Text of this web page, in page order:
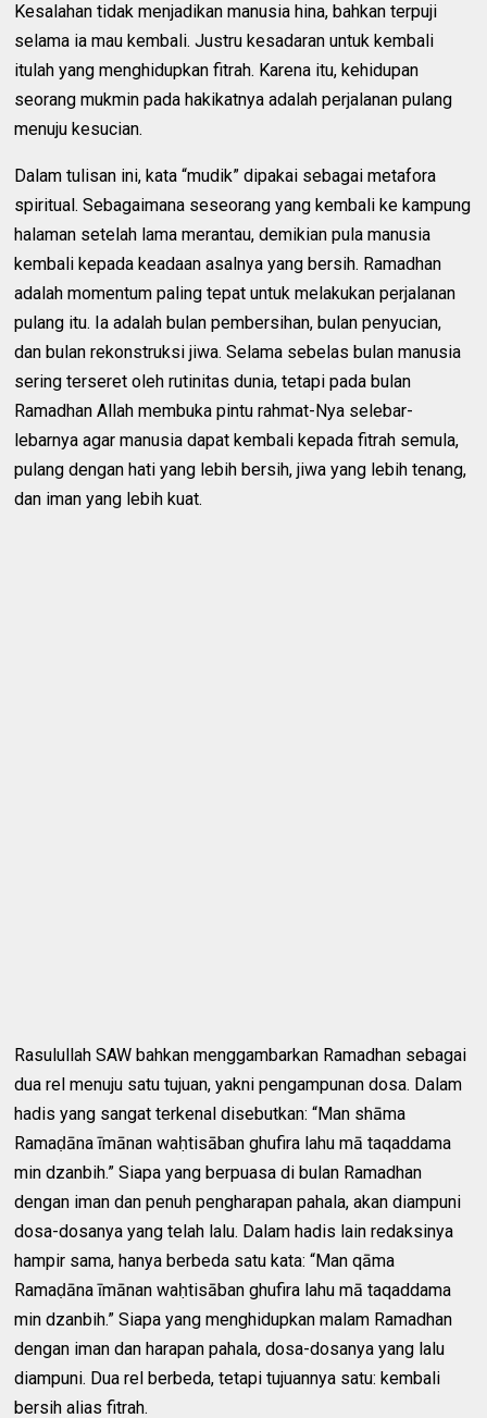
Kesalahan tidak menjadikan manusia hina, bahkan terpuji
selama ia mau kembali. Justru kesadaran untuk kembali
itulah yang menghidupkan fitrah. Karena itu, kehidupan
seorang mukmin pada hakikatnya adalah perjalanan pulang
menuju kesucian.
Dalam tulisan ini, kata “mudik” dipakai sebagai metafora
spiritual. Sebagaimana seseorang yang kembali ke kampung
halaman setelah lama merantau, demikian pula manusia
kembali kepada keadaan asalnya yang bersih. Ramadhan
adalah momentum paling tepat untuk melakukan perjalanan
pulang itu. Ia adalah bulan pembersihan, bulan penyucian,
dan bulan rekonstruksi jiwa. Selama sebelas bulan manusia
sering terseret oleh rutinitas dunia, tetapi pada bulan
Ramadhan Allah membuka pintu rahmat-Nya selebar-
lebarnya agar manusia dapat kembali kepada fitrah semula,
pulang dengan hati yang lebih bersih, jiwa yang lebih tenang,
dan iman yang lebih kuat.
Rasulullah SAW bahkan menggambarkan Ramadhan sebagai
dua rel menuju satu tujuan, yakni pengampunan dosa. Dalam
hadis yang sangat terkenal disebutkan: “Man shāma
Ramaḍāna īmānan waḥtisāban ghufira lahu mā taqaddama
min dzanbih.” Siapa yang berpuasa di bulan Ramadhan
dengan iman dan penuh pengharapan pahala, akan diampuni
dosa-dosanya yang telah lalu. Dalam hadis lain redaksinya
hampir sama, hanya berbeda satu kata: “Man qāma
Ramaḍāna īmānan waḥtisāban ghufira lahu mā taqaddama
min dzanbih.” Siapa yang menghidupkan malam Ramadhan
dengan iman dan harapan pahala, dosa-dosanya yang lalu
diampuni. Dua rel berbeda, tetapi tujuannya satu: kembali
bersih alias fitrah.